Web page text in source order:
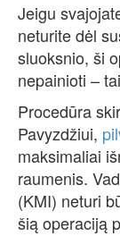
Jeigu
neturite dėl
sluoksnio, ši
nepainioti –
Procedūra
Pavyzdžiui,
maksimaliai
raumenis.
(KMI) neturi
šią operaciją